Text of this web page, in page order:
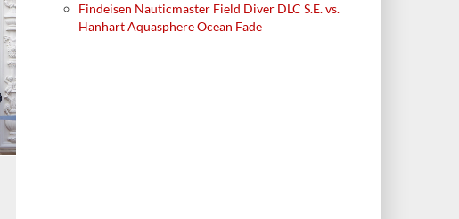
Findeisen Nauticmaster Field Diver DLC S.E. vs.
Hanhart Aquasphere Ocean Fade